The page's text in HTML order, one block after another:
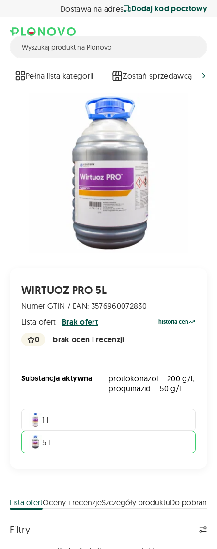
Dostawa na adres Dodaj kod pocztowy
Pełna lista kategorii Zostań sprzedawcą
WIRTUOZ PRO 5L
Numer GTIN / EAN: 3576960072830
Lista ofert
Brak ofert historia cen
0 brak ocen i recenzji
Substancja aktywna
protiokonazol – 200 g/l,
proquinazid – 50 g/l
1 l
5 l
Lista ofertOceny i recenzjeSzczegóły produktuDo pobrania
Filtry